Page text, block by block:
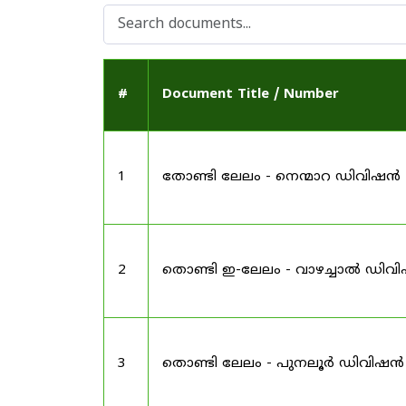
# Document Title / Number
1 തോണ്ടി ലേലം - നെന്മാറ ഡിവിഷൻ
2 തൊണ്ടി ഇ-ലേലം - വാഴച്ചാൽ
3 തൊണ്ടി ലേലം - പുനലൂർ ഡിവിഷൻ